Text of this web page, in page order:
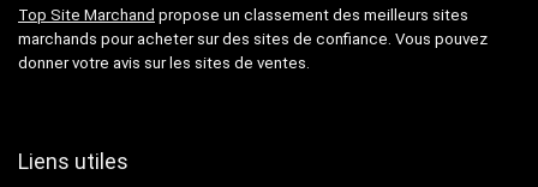
Top Site Marchand propose un classement des meilleurs sites
marchands pour acheter sur des sites de confiance. Vous pouvez
donner votre avis sur les sites de ventes.
Liens utiles